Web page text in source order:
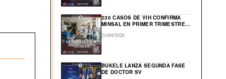
230 CASOS DE VIH CONFIRMA
MINSAL EN PRIMER TRIMESTRE
21/04/2026
BUKELE LANZA SEGUNDA FASE
DE DOCTOR SV